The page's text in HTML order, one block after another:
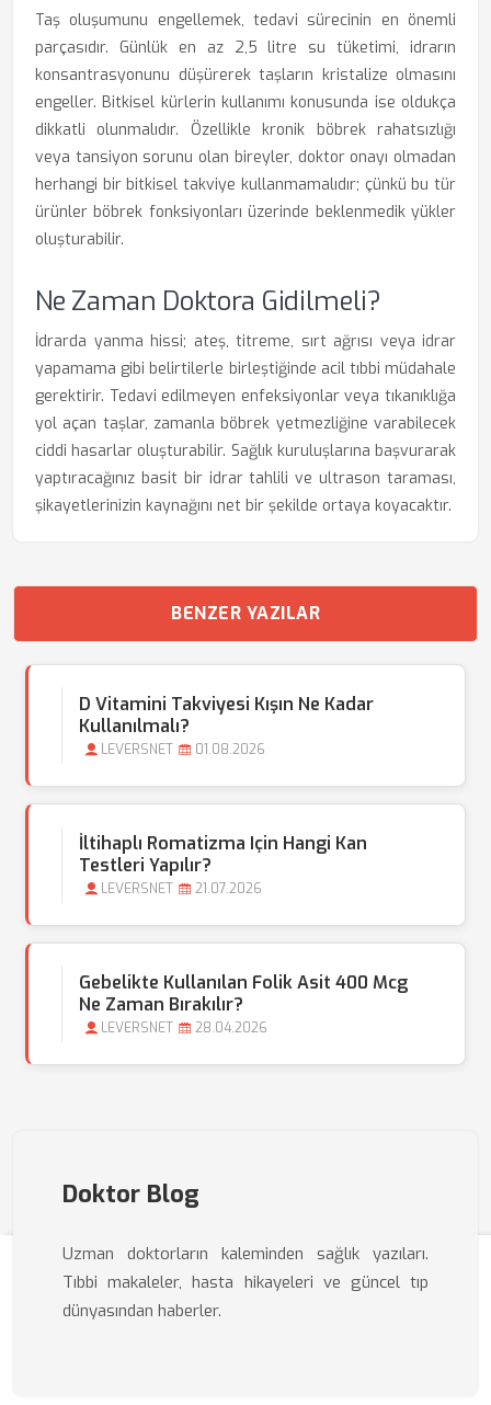
Taş oluşumunu engellemek, tedavi sürecinin en önemli
parçasıdır. Günlük en az 2,5 litre su tüketimi, idrarın
konsantrasyonunu düşürerek taşların kristalize olmasını
engeller. Bitkisel kürlerin kullanımı konusunda ise oldukça
dikkatli olunmalıdır. Özellikle kronik böbrek rahatsızlığı
veya tansiyon sorunu olan bireyler, doktor onayı olmadan
herhangi bir bitkisel takviye kullanmamalıdır; çünkü bu tür
ürünler böbrek fonksiyonları üzerinde beklenmedik yükler
oluşturabilir.
Ne Zaman Doktora Gidilmeli?
İdrarda yanma hissi; ateş, titreme, sırt ağrısı veya idrar
yapamama gibi belirtilerle birleştiğinde acil tıbbi müdahale
gerektirir. Tedavi edilmeyen enfeksiyonlar veya tıkanıklığa
yol açan taşlar, zamanla böbrek yetmezliğine varabilecek
ciddi hasarlar oluşturabilir. Sağlık kuruluşlarına başvurarak
yaptıracağınız basit bir idrar tahlili ve ultrason taraması,
şikayetlerinizin kaynağını net bir şekilde ortaya koyacaktır.
BENZER YAZILAR
D Vitamini Takviyesi Kışın Ne Kadar
Kullanılmalı?
LEVERSNET 01.08.2026
İltihaplı Romatizma Için Hangi Kan
Testleri Yapılır?
LEVERSNET 21.07.2026
Gebelikte Kullanılan Folik Asit 400 Mcg
Ne Zaman Bırakılır?
LEVERSNET 28.04.2026
Doktor Blog
Uzman doktorların kaleminden sağlık yazıları.
Tıbbi makaleler, hasta hikayeleri ve güncel tıp
dünyasından haberler.